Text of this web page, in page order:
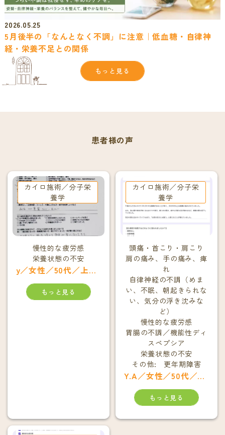
2026.05.25
5月後半の「なんとなく不調」に注意｜低血糖・自律神
経・栄養不足との関係
もっと見る
患者様の声
カイロ施術／分子栄
養学
慢性的な疲労感
栄養状態の不安
y／女性／50代／上京区在住
もっと見る
カイロ施術／分子栄
養学
頭痛・首こり・肩こり
肩の痛み、手の痛み、痺
れ
自律神経の不調（めま
い、不眠、朝起きられな
い、気分の浮き沈みな
ど）
慢性的な疲労感
胃腸の不調／機能性ディ
スペプシア
栄養状態の不安
その他: 更年期障害
Y.A／女性／50代／大津市
もっと見る